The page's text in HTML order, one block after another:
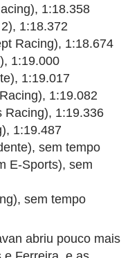
1:18.358
1:18.372
Racing), 1:18.674
1:19.000
1:19.017
1:19.082
Racing), 1:19.336
1:19.487
sem tempo
E-Sports), sem
sem tempo
abriu pouco mais